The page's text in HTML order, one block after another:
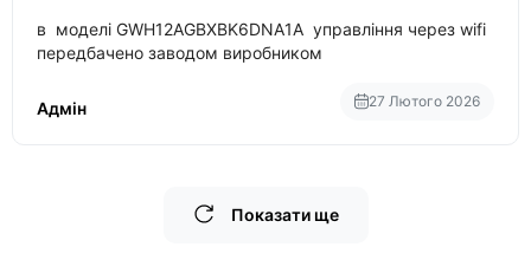
в моделі GWH12AGBXBK6DNA1A управління через wifi
передбачено заводом виробником
Адмін 27 Лютого 2026
Показати ще